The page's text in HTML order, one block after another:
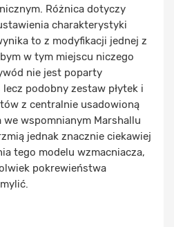
Różnica dotyczy
charakterystyki
to z modyfikacji jednej z
w tym miejscu niczego
nie jest poparty
podobny zestaw płytek i
z centralnie usadowioną
we wspomnianym Marshallu
jednak znacznie ciekawiej
tego modelu wzmacniacza,
pokrewieństwa